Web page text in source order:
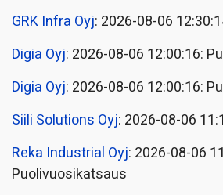
GRK Infra Oyj: 2026-08-06
Digia Oyj: 2026-08-06 12:00:16:
Digia Oyj: 2026-08-06 12:00:16:
Siili Solutions Oyj: 2026-08-06
Reka Industrial Oyj: 2026-08-06
Puolivuosikatsaus